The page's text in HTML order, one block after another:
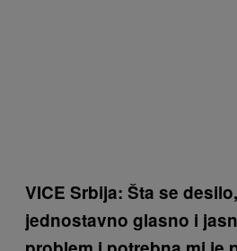
VICE Srbija: Šta se
jednostavno glasno i